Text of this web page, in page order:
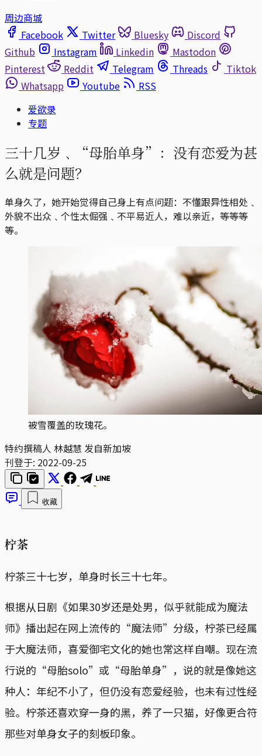
周边商城
Facebook
Twitter Bluesky
Discord
Github
Instagram Linkedin
Mastodon
Pinterest
Reddit Telegram Threads
Tiktok
Whatsapp
Youtube
RSS
爱欲录
专题
三十几岁﹑“母胎单身”：没有恋爱为甚
么就是问题？
单身久了，她开始觉得自己身上有点问题：不懂跟异性相处﹑
外貌不出众﹑个性太倔强﹑不平易近人，难以亲近，等等等
等。
被雪覆盖的玫瑰花。
特约撰稿人 林越慧 发自新加坡
刊登于: 2022-09-25
收藏
柠茶
柠茶三十七岁，单身时长三十七年。
根据从日剧《如果30岁还是处男，似乎就能成为魔法
师》播出起在网上流传的“魔法师”分级，柠茶已经属
于大魔法师，喜爱御宅文化的她也常这样自嘲。现在流
行说的“母胎solo”或“母胎单身”，说的就是像她这
种人：年纪不小了，但仍没有恋爱经验，也未有过性经
验。柠茶还喜欢穿一身的黑，养了一只猫，好像更合符
那些对单身女子的刻板印象。